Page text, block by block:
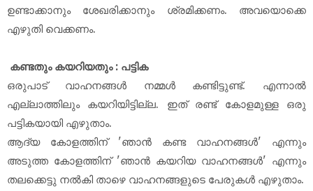
ഉണ്ടാക്കാനും ശേഖരിക്കാനും ശ്രമിക്കണം. അവയൊക്കെ
എഴുതി വെക്കണം.
കണ്ടതും കയറിയതും : പട്ടിക
ഒരുപാട് വാഹനങ്ങൾ നമ്മൾ കണ്ടിട്ടുണ്ട്. എന്നാൽ
എല്ലാത്തിലും കയറിയിട്ടില്ല. ഇത് രണ്ട് കോളമുള്ള ഒരു
പട്ടികയായി എഴുതാം.
ആദ്യ കോളത്തിന് 'ഞാൻ കണ്ട വാഹനങ്ങൾ' എന്നും
അടുത്ത കോളത്തിന് 'ഞാൻ കയറിയ വാഹനങ്ങൾ' എന്നും
തലക്കെട്ടു നൽകി താഴെ വാഹനങ്ങളുടെ പേരുകൾ എഴുതാം.